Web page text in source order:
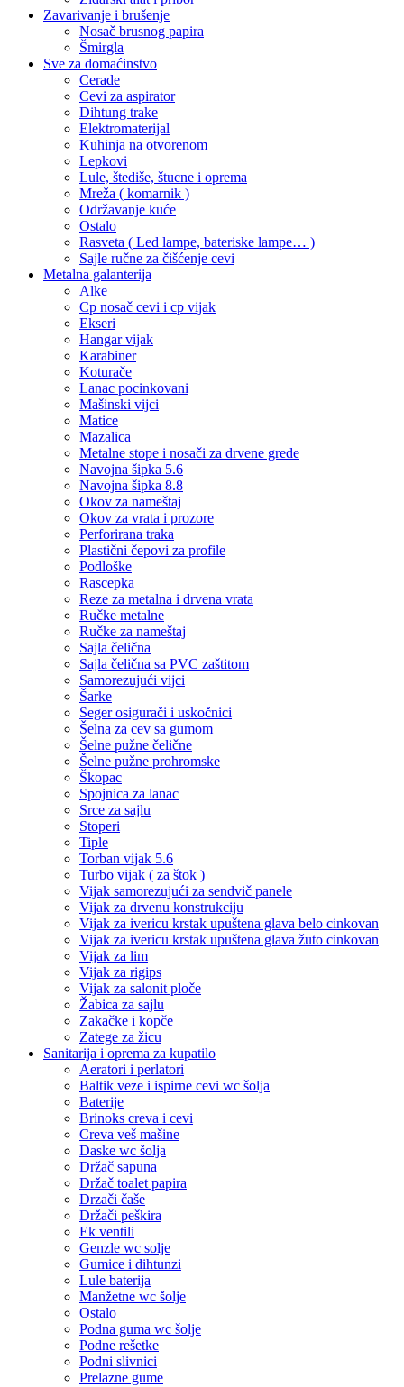
Zavarivanje i brušenje
Nosač brusnog papira
Šmirgla
Sve za domaćinstvo
Cerade
Cevi za aspirator
Dihtung trake
Elektromaterijal
Kuhinja na otvorenom
Lepkovi
Lule, štediše, štucne i oprema
Mreža ( komarnik )
Održavanje kuće
Ostalo
Rasveta ( Led lampe, bateriske lampe… )
Sajle ručne za čišćenje cevi
Metalna galanterija
Alke
Cp nosač cevi i cp vijak
Ekseri
Hangar vijak
Karabiner
Koturače
Lanac pocinkovani
Mašinski vijci
Matice
Mazalica
Metalne stope i nosači za drvene grede
Navojna šipka 5.6
Navojna šipka 8.8
Okov za nameštaj
Okov za vrata i prozore
Perforirana traka
Plastični čepovi za profile
Podloške
Rascepka
Reze za metalna i drvena vrata
Ručke metalne
Ručke za nameštaj
Sajla čelična
Sajla čelična sa PVC zaštitom
Samorezujući vijci
Šarke
Seger osigurači i uskočnici
Šelna za cev sa gumom
Šelne pužne čelične
Šelne pužne prohromske
Škopac
Spojnica za lanac
Srce za sajlu
Stoperi
Tiple
Torban vijak 5.6
Turbo vijak ( za štok )
Vijak samorezujući za sendvič panele
Vijak za drvenu konstrukciju
Vijak za ivericu krstak upuštena glava belo cinkovan
Vijak za ivericu krstak upuštena glava žuto cinkovan
Vijak za lim
Vijak za rigips
Vijak za salonit ploče
Žabica za sajlu
Zakačke i kopče
Zatege za žicu
Sanitarija i oprema za kupatilo
Aeratori i perlatori
Baltik veze i ispirne cevi wc šolja
Baterije
Brinoks creva i cevi
Creva veš mašine
Daske wc šolja
Držač sapuna
Držač toalet papira
Drzači čaše
Držači peškira
Ek ventili
Genzle wc solje
Gumice i dihtunzi
Lule baterija
Manžetne wc šolje
Ostalo
Podna guma wc šolje
Podne rešetke
Podni slivnici
Prelazne gume